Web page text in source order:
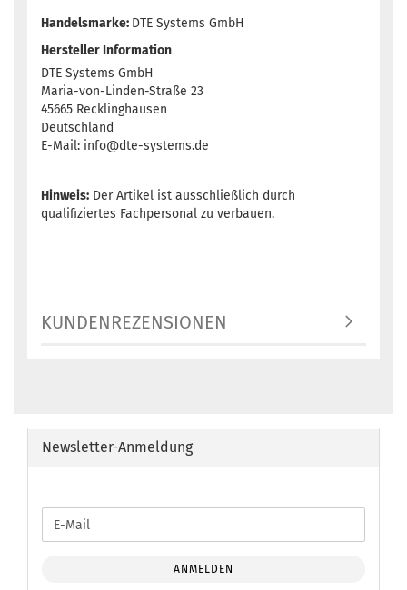
Handelsmarke: DTE Systems GmbH
Hersteller Information
DTE Systems GmbH
Maria-von-Linden-Straße 23
45665 Recklinghausen
Deutschland
E-Mail: info@dte-systems.de
Hinweis: Der Artikel ist ausschließlich durch
qualifiziertes Fachpersonal zu verbauen.
KUNDENREZENSIONEN
Newsletter-Anmeldung
ZUR
E-
Mail
ANMELDEN